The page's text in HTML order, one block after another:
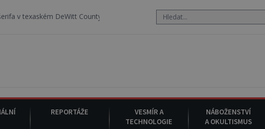
County pořizuje video, na kterém před jeho vozem po cestě utíká zvláštní
REPORTÁŽE
VESMÍR A
TECHNOLOGIE
NÁBOŽENSTVÍ
A OKULTISMUS